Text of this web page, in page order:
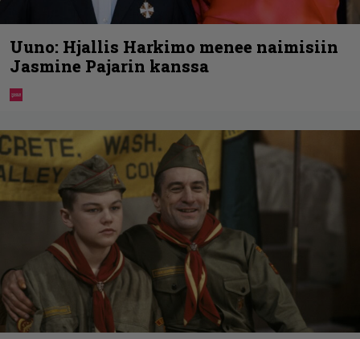
Uuno: Hjallis Harkimo menee naimisiin
Jasmine Pajarin kanssa